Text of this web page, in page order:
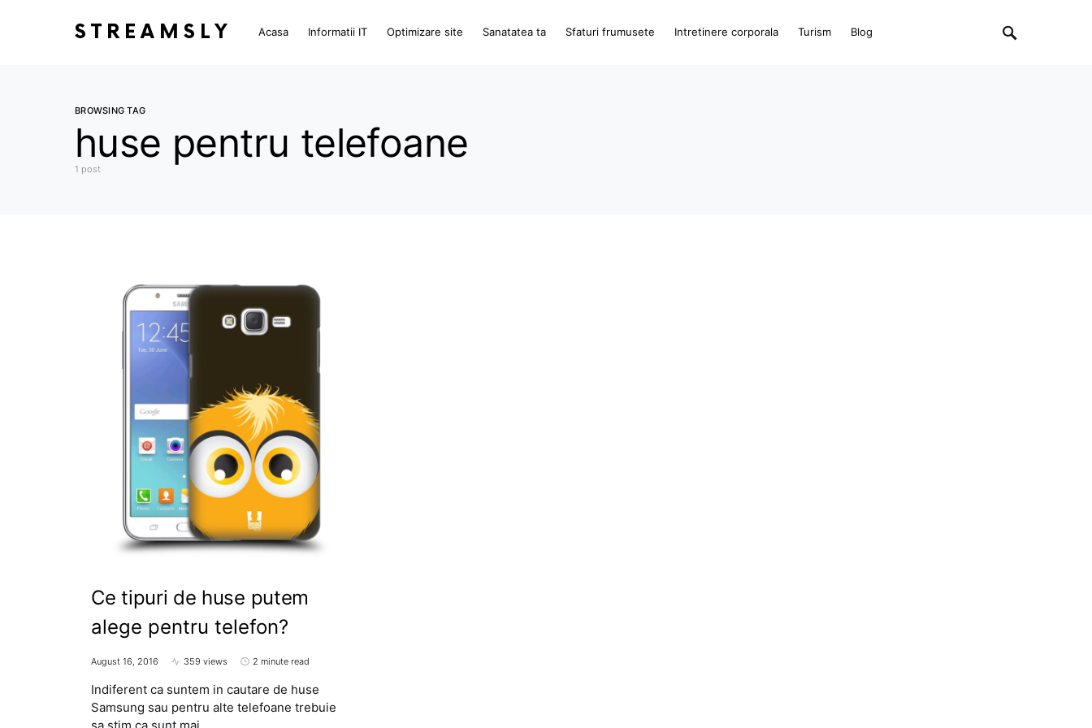
STREAMSLY Acasa Informatii IT Optimizare site Sanatatea ta Sfaturi frumusete Intretinere corporala Turism Blog
BROWSING TAG
huse pentru telefoane
1 post
Ce tipuri de huse putem
alege pentru telefon?
August 16, 2016 359 views 2 minute read
Indiferent ca suntem in cautare de huse
Samsung sau pentru alte telefoane trebuie